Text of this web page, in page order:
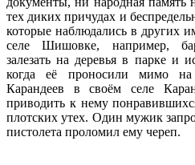
тех диких причудах и
которые наблюдались в других
селе Шишовке, например,
залезать на деревья в парке и
когда её проносили мимо на
Карандеев в своём селе
приводить к нему
плотских утех. Один мужик
пистолета проломил ему череп.